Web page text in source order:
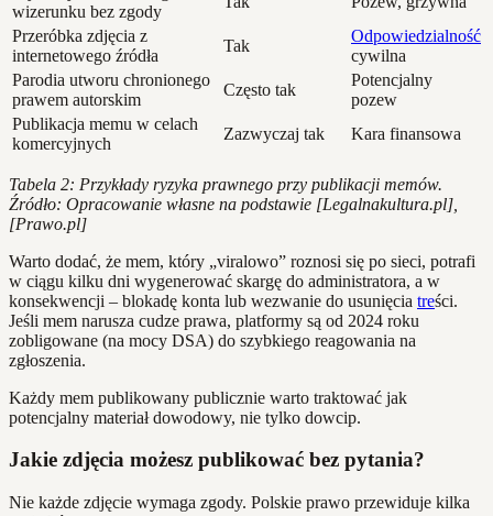
wizerunku bez zgody
Przeróbka zdjęcia z
internetowego źródła
Tak
Odpowiedzialność
cywilna
Parodia utworu chronionego
prawem autorskim
Często tak
Potencjalny
pozew
Publikacja memu w celach
komercyjnych
Zazwyczaj tak Kara finansowa
Tabela 2: Przykłady ryzyka prawnego przy publikacji memów.
Źródło: Opracowanie własne na podstawie [Legalnakultura.pl],
[Prawo.pl]
Warto dodać, że mem, który „viralowo” roznosi się po sieci, potrafi
w ciągu kilku dni wygenerować skargę do administratora, a w
konsekwencji – blokadę konta lub wezwanie do usunięcia treści.
Jeśli mem narusza cudze prawa, platformy są od 2024 roku
zobligowane (na mocy DSA) do szybkiego reagowania na
zgłoszenia.
Każdy mem publikowany publicznie warto traktować jak
potencjalny materiał dowodowy, nie tylko dowcip.
Jakie zdjęcia możesz publikować bez pytania?
Nie każde zdjęcie wymaga zgody. Polskie prawo przewiduje kilka